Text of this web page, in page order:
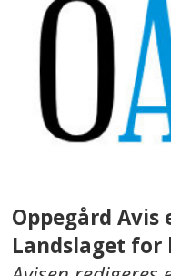
Oppegård Avis
Landslaget for